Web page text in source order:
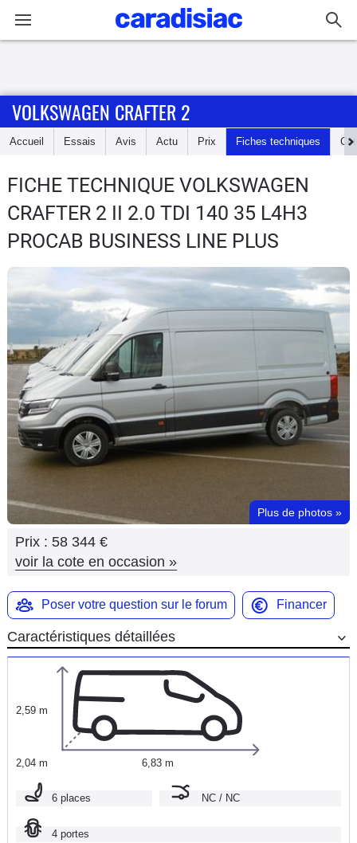
Accueil
Essais
Guide
d'achat
Electriques
Utilitaires
Flottes
Auto
Services
Forum
Moto
Marques
VOLKSWAGEN CRAFTER 2
Accueil Essais Avis Actu Prix Fiches techniques
FICHE TECHNIQUE VOLKSWAGEN
CRAFTER 2 II 2.0 TDI 140 35 L4H3
PROCAB BUSINESS LINE PLUS
Plus de photos »
Prix : 58 344 €
voir la cote en occasion »
Poser votre question sur le forum Financer
Caractéristiques détaillées
2,59 m
2,04 m 6,83 m
6 places NC / NC
4 portes